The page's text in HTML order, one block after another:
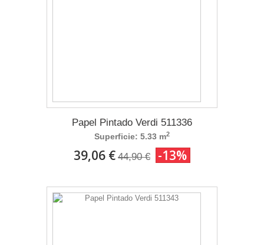
Papel Pintado Verdi 511336
Superficie: 5.33 m2
39,06 € 44,90 € -13%